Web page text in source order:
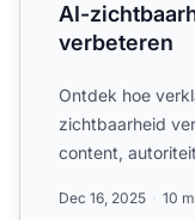
AI-
verbeteren
Ontdek hoe
zichtbaarheid
content,
Dec 16, 2025 10